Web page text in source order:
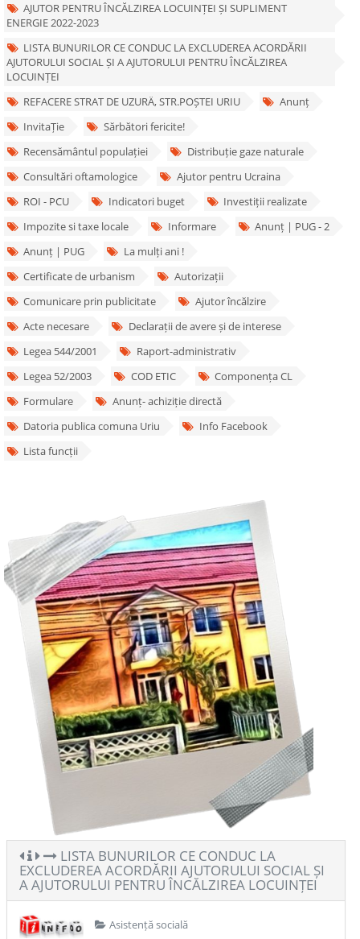
AJUTOR PENTRU ÎNCĂLZIREA LOCUINȚEI ȘI SUPLIMENT
ENERGIE 2022-2023
LISTA BUNURILOR CE CONDUC LA EXCLUDEREA ACORDĂRII
AJUTORULUI SOCIAL ȘI A AJUTORULUI PENTRU ÎNCĂLZIREA
LOCUINȚEI
REFACERE STRAT DE UZURÄ‚ STR.POȘTEI URIU
Anunț
InvitaȚie
Sărbători fericite!
Recensământul populației
Distribuție gaze naturale
Consultări oftamologice
Ajutor pentru Ucraina
ROI - PCU
Indicatori buget
Investiții realizate
Impozite si taxe locale
Informare
Anunț | PUG - 2
Anunț | PUG
La mulți ani !
Certificate de urbanism
Autorizații
Comunicare prin publicitate
Ajutor încălzire
Acte necesare
Declarații de avere și de interese
Legea 544/2001
Raport-administrativ
Legea 52/2003
COD ETIC
Componența CL
Formulare
Anunț- achiziție directă
Datoria publica comuna Uriu
Info Facebook
Lista funcții
LISTA BUNURILOR CE CONDUC LA
EXCLUDEREA ACORDĂRII AJUTORULUI SOCIAL ȘI
A AJUTORULUI PENTRU ÎNCĂLZIREA LOCUINȚEI
Asistență socială